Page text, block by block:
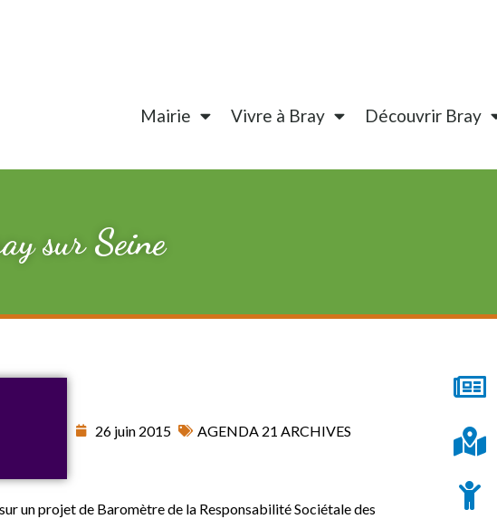
Mairie Vivre à Bray Découvrir Bray
sur Seine
26 juin 2015 AGENDA 21 ARCHIVES
un projet de Baromètre de la Responsabilité Sociétale des